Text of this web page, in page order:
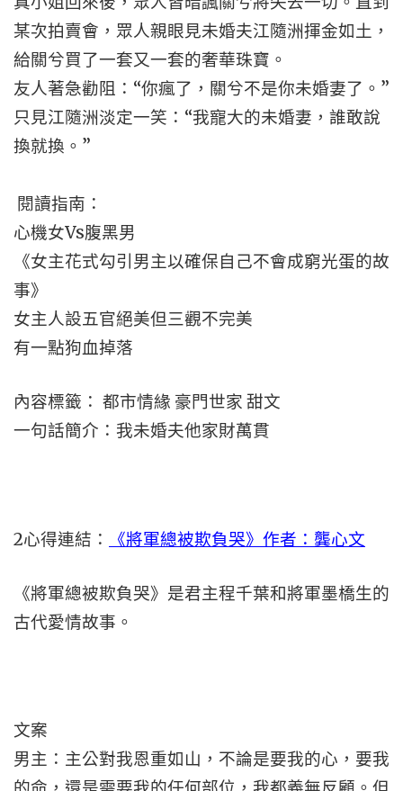
某次拍賣會，眾人親眼見未婚夫江隨洲揮金如土，
給關兮買了一套又一套的奢華珠寶。
友人著急勸阻：“你瘋了，關兮不是你未婚妻了。”
只見江隨洲淡定一笑：“我寵大的未婚妻，誰敢說
換就換。”
閱讀指南：
心機女Vs腹黑男
《女主花式勾引男主以確保自己不會成窮光蛋的故
事》
女主人設五官絕美但三觀不完美
有一點狗血掉落
內容標籤： 都市情緣 豪門世家 甜文
一句話簡介：我未婚夫他家財萬貫
2心得連結： 《將軍總被欺負哭》作者：龔心文
《將軍總被欺負哭》是君主程千葉和將軍墨橋生的
古代愛情故事。
文案
男主：主公對我恩重如山，不論是要我的心，要我